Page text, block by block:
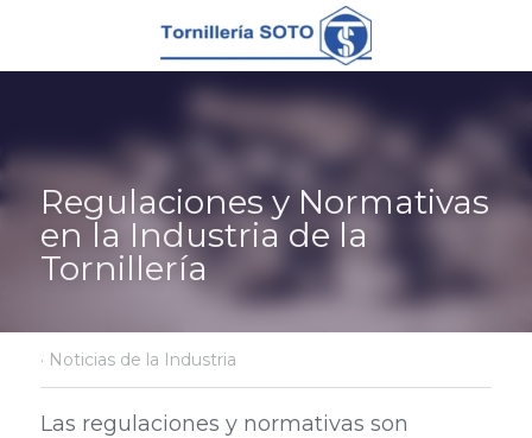
Regulaciones y Normativas
en la Industria de la
Tornillería
· Noticias de la Industria
Las regulaciones y normativas son